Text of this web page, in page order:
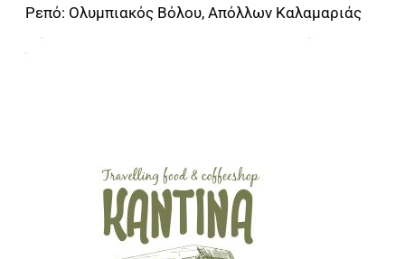
Ρεπό: Ολυμπιακός Βόλου, Απόλλων Καλαμαριάς